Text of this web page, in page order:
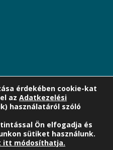
érdekében cookie-kat
az Adatkezelési
használatáról szóló
Ön elfogadja és
sütiket használunk.
itt módosíthatja.